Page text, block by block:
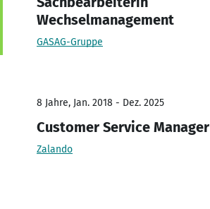
Wechselmanagement
GASAG-Gruppe
8 Jahre, Jan. 2018 - Dez. 2025
Customer Service Manager
Zalando